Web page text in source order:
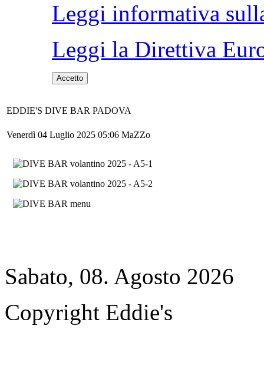
Leggi informativa
Leggi la Direttiva
Accetto
EDDIE'S DIVE BAR PADOVA
Venerdì 04 Luglio 2025 05:06 MaZZo
Sabato, 08. Agosto 2026
Copyright Eddie's